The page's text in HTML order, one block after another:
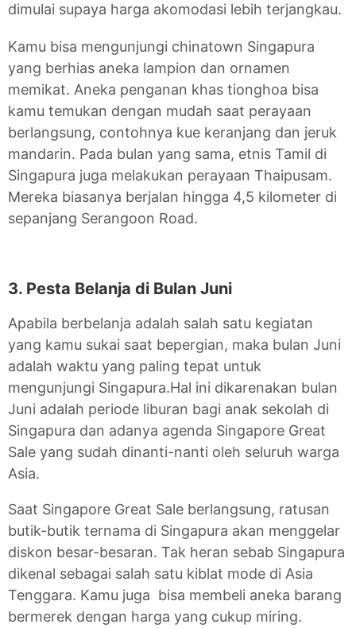
dimulai supaya harga akomodasi lebih terjangkau.
Kamu bisa mengunjungi chinatown Singapura
yang berhias aneka lampion dan ornamen
memikat. Aneka penganan khas tionghoa bisa
kamu temukan dengan mudah saat perayaan
berlangsung, contohnya kue keranjang dan jeruk
mandarin. Pada bulan yang sama, etnis Tamil di
Singapura juga melakukan perayaan Thaipusam.
Mereka biasanya berjalan hingga 4,5 kilometer di
sepanjang Serangoon Road.
3. Pesta Belanja di Bulan Juni
Apabila berbelanja adalah salah satu kegiatan
yang kamu sukai saat bepergian, maka bulan Juni
adalah waktu yang paling tepat untuk
mengunjungi Singapura.Hal ini dikarenakan bulan
Juni adalah periode liburan bagi anak sekolah di
Singapura dan adanya agenda Singapore Great
Sale yang sudah dinanti-nanti oleh seluruh warga
Asia.
Saat Singapore Great Sale berlangsung, ratusan
butik-butik ternama di Singapura akan menggelar
diskon besar-besaran. Tak heran sebab Singapura
dikenal sebagai salah satu kiblat mode di Asia
Tenggara. Kamu juga bisa membeli aneka barang
bermerek dengan harga yang cukup miring.